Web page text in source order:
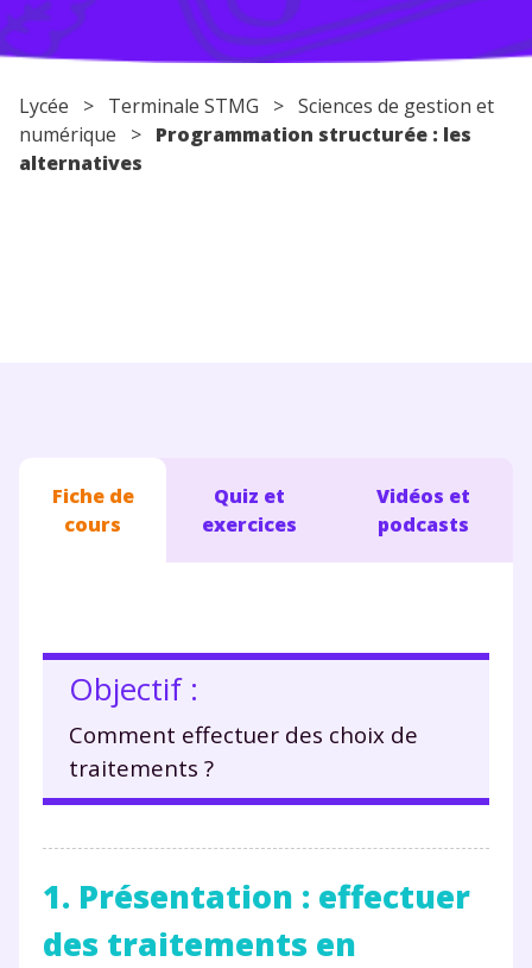
Conseils pour les parents
Lycée > Terminale STMG > Sciences de gestion et
numérique > Programmation structurée : les
alternatives
Fiche de
cours
Quiz et
exercices
Vidéos et
podcasts
Objectif :
Comment effectuer des choix de
traitements ?
1. Présentation : effectuer
des traitements en